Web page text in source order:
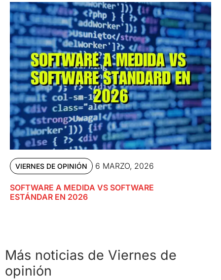
VIERNES DE OPINIÓN 6 MARZO, 2026
SOFTWARE A MEDIDA VS SOFTWARE
ESTÁNDAR EN 2026
Más noticias de Viernes de
opinión